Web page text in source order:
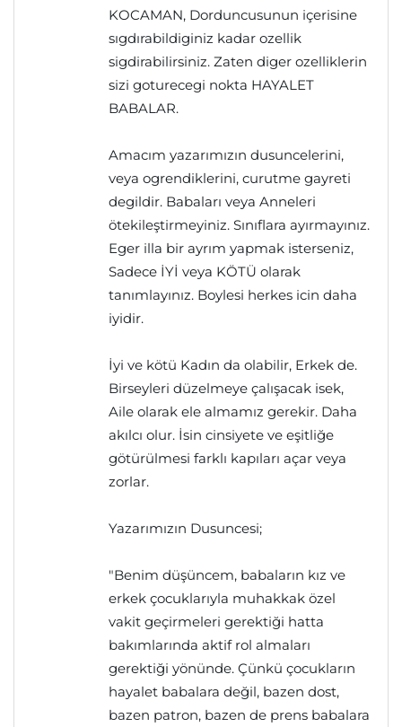
KOCAMAN, Dorduncusunun içerisine
sıgdırabildiginiz kadar ozellik
sigdirabilirsiniz. Zaten diger ozelliklerin
sizi goturecegi nokta HAYALET
BABALAR.
Amacım yazarımızın dusuncelerini,
veya ogrendiklerini, curutme gayreti
degildir. Babaları veya Anneleri
ötekileştirmeyiniz. Sınıflara ayırmayınız.
Eger illa bir ayrım yapmak isterseniz,
Sadece İYİ veya KÖTÜ olarak
tanımlayınız. Boylesi herkes icin daha
iyidir.
İyi ve kötü Kadın da olabilir, Erkek de.
Birseyleri düzelmeye çalışacak isek,
Aile olarak ele almamız gerekir. Daha
akılcı olur. İsin cinsiyete ve eşitliğe
götürülmesi farklı kapıları açar veya
zorlar.
Yazarımızın Dusuncesi;
"Benim düşüncem, babaların kız ve
erkek çocuklarıyla muhakkak özel
vakit geçirmeleri gerektiği hatta
bakımlarında aktif rol almaları
gerektiği yönünde. Çünkü çocukların
hayalet babalara değil, bazen dost,
bazen patron, bazen de prens babalara